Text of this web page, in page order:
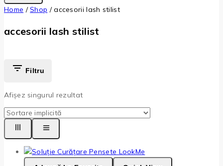
Home / Shop / accesorii lash stilist
accesorii lash stilist
Filtru
Afișez singurul rezultat